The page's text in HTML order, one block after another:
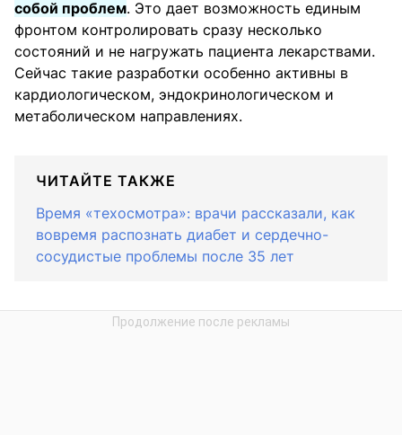
собой проблем. Это дает возможность единым
фронтом контролировать сразу несколько
состояний и не нагружать пациента лекарствами.
Сейчас такие разработки особенно активны в
кардиологическом, эндокринологическом и
метаболическом направлениях.
ЧИТАЙТЕ ТАКЖЕ
Время «техосмотра»: врачи рассказали, как
вовремя распознать диабет и сердечно-
сосудистые проблемы после 35 лет